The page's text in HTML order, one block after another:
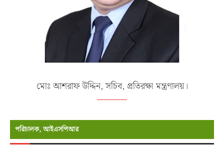
মোঃ আশরাফ উদ্দিন, সচিব, প্রতিরক্ষা মন্ত্রণালয়।
পরিচালক, আইএসপিআর